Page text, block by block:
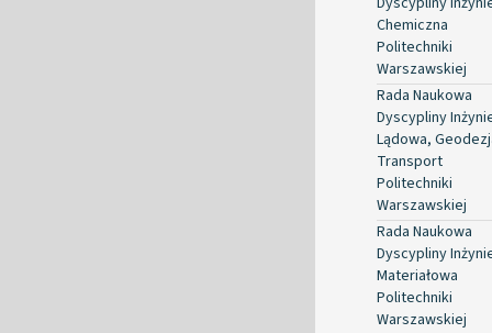
Chemiczna
Politechniki
Warszawskiej
Rada Naukowa
Dyscypliny
Lądowa,
Transport
Politechniki
Warszawskiej
Rada Naukowa
Dyscypliny
Materiałowa
Politechniki
Warszawskiej